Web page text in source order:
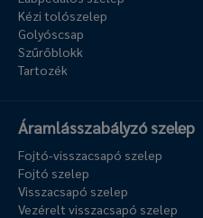
Kézi tolószelep
Golyóscsap
Szűrőblokk
Tartozék
Áramlásszabályzó szelep
Fojtó-visszacsapó szelep
Fojtó szelep
Visszacsapó szelep
Vezérelt visszacsapó szelep